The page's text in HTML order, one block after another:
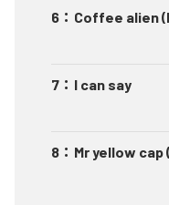
6 ： Coffee alien
7 ： I can say
8 ： Mr yellow cap